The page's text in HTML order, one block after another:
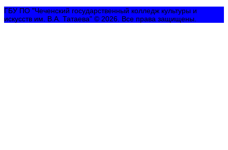
ГБУ ПО "Чеченский государственный колледж культуры и
искусств им. В.А. Татаева" © 2026. Все права защищены.